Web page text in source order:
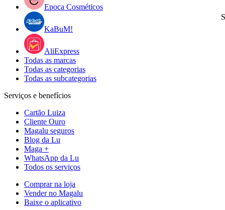
Epoca Cosméticos
KaBuM!
AliExpress
Todas as marcas
Todas as categorias
Todas as subcategorias
Serviços e benefícios
Cartão Luiza
Cliente Ouro
Magalu seguros
Blog da Lu
Maga +
WhatsApp da Lu
Todos os serviços
Comprar na loja
Vender no Magalu
Baixe o aplicativo